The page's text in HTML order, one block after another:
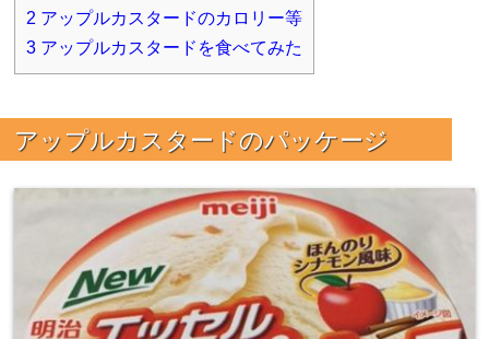
2 アップルカスタードのカロリー等
3 アップルカスタードを食べてみた
アップルカスタードのパッケージ